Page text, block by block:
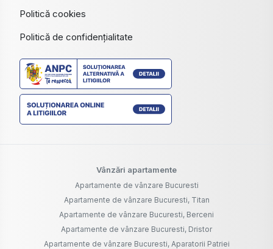
Politică cookies
Politică de confidențialitate
Vânzări apartamente
Apartamente de vânzare Bucuresti
Apartamente de vânzare Bucuresti, Titan
Apartamente de vânzare Bucuresti, Berceni
Apartamente de vânzare Bucuresti, Dristor
Apartamente de vânzare Bucuresti, Aparatorii Patriei